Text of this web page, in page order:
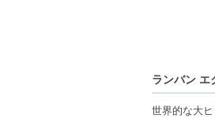
ランバン エ
世界的な大